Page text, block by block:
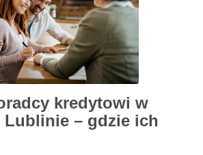
kredytowi w
Lublinie – gdzie ich